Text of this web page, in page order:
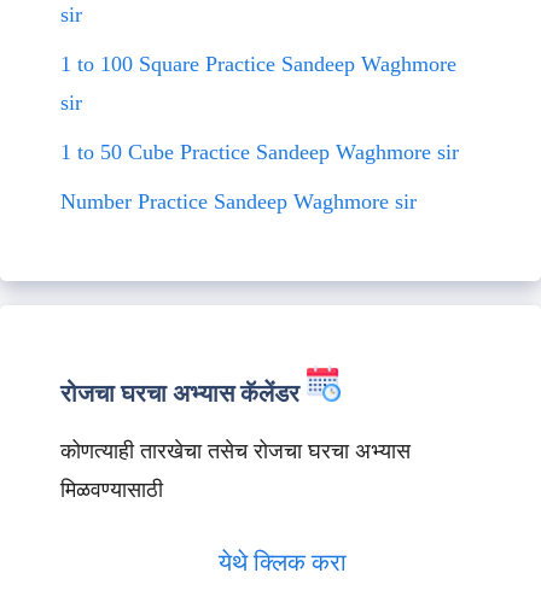
sir
1 to 100 Square Practice Sandeep Waghmore
sir
1 to 50 Cube Practice Sandeep Waghmore sir
Number Practice Sandeep Waghmore sir
रोजचा घरचा अभ्यास कॅलेंडर
कोणत्याही तारखेचा तसेच रोजचा घरचा अभ्यास
मिळवण्यासाठी
येथे क्लिक करा